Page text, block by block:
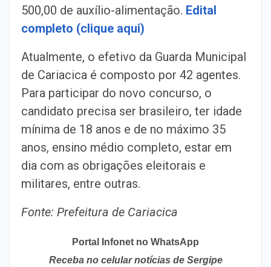
500,00 de auxílio-alimentação. Edital
completo (clique aqui)
Atualmente, o efetivo da Guarda Municipal
de Cariacica é composto por 42 agentes.
Para participar do novo concurso, o
candidato precisa ser brasileiro, ter idade
mínima de 18 anos e de no máximo 35
anos, ensino médio completo, estar em
dia com as obrigações eleitorais e
militares, entre outras.
Fonte: Prefeitura de Cariacica
Portal Infonet no WhatsApp
Receba no celular notícias de Sergipe